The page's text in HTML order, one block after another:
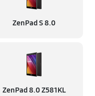
ZenPad S 8.0
ZenPad 8.0 Z581KL